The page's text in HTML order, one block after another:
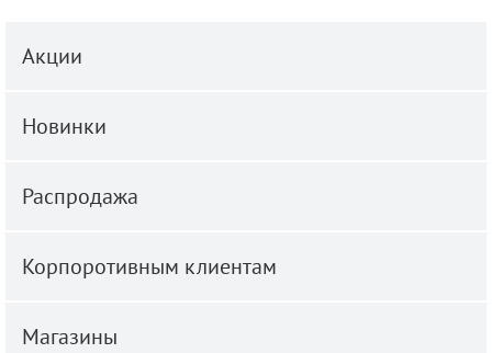
Акции
Новинки
Распродажа
Корпоротивным клиентам
Магазины